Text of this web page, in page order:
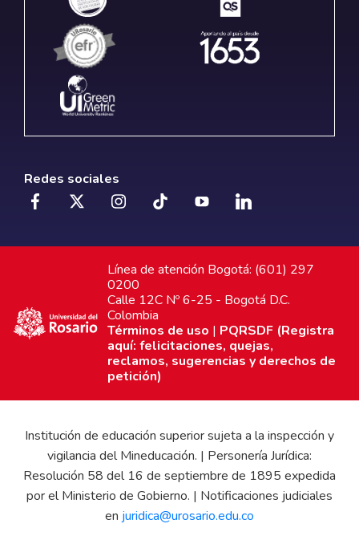
Redes sociales
Línea de atención Bogotá: (601) 297
0200
Calle 12C Nº 6-25 - Bogotá D.C.
Colombia
Términos de uso | PQRSDF (Registra
aquí: felicitaciones, quejas,
reclamos, sugerencias y derechos de
petición)
Institución de educación superior sujeta a la inspección y
vigilancia del Mineducación. | Personería Jurídica:
Resolución 58 del 16 de septiembre de 1895 expedida
por el Ministerio de Gobierno. | Notificaciones judiciales
en juridica@urosario.edu.co